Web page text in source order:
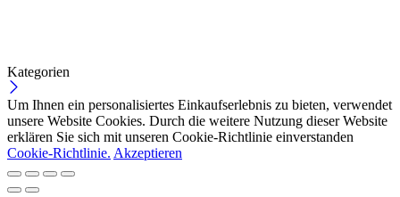
Kategorien
Um Ihnen ein personalisiertes Einkaufserlebnis zu bieten, verwendet
unsere Website Cookies. Durch die weitere Nutzung dieser Website
erklären Sie sich mit unseren Cookie-Richtlinie einverstanden
Cookie-Richtlinie. Akzeptieren